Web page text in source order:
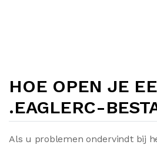
HOE OPEN JE
.EAGLERC-
Als u problemen ondervindt bij